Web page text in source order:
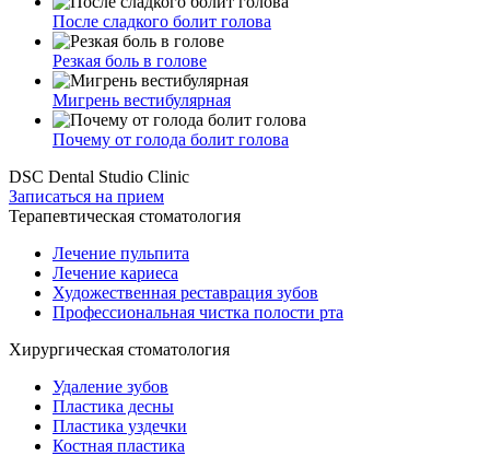
После сладкого болит голова
Резкая боль в голове
Мигрень вестибулярная
Почему от голода болит голова
DSC Dental Studio Clinic
Записаться на прием
Терапевтическая стоматология
Лечение пульпита
Лечение кариеса
Художественная реставрация зубов
Профессиональная чистка полости рта
Хирургическая стоматология
Удаление зубов
Пластика десны
Пластика уздечки
Костная пластика